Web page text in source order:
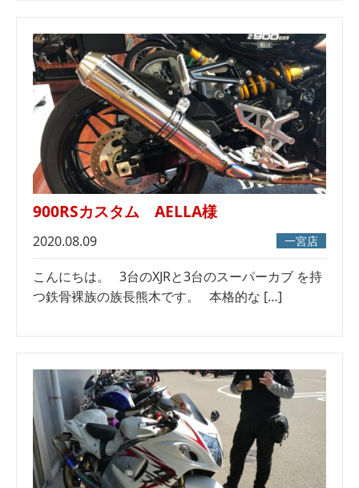
900RSカスタム AELLA様
2020.08.09 一宮店
こんにちは。 3台のXJRと3台のスーパーカブ を持
つ鉄骨裸族の族長熊木です。 本格的な […]